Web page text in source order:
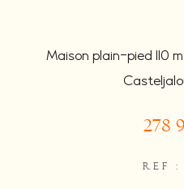
Maison plain-pied 110
278
REF :